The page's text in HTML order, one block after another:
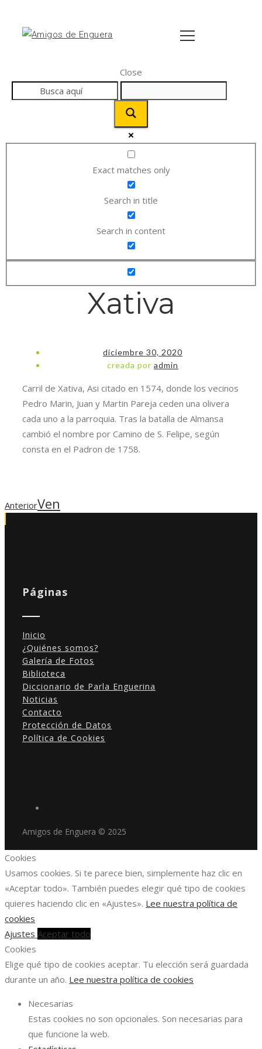
Close
Exact matches only
Search in title
Search in content
Xativa
diciembre 30, 2020
creada por admin
Carril de Xativa, Asi citado en 1574, donde los vecinos
Pedro Marin, Juan y Martin Pareja ceden una olivera
cada uno a la parroquia. Tras la batalla de Almansa
cambió el nombre por Camino de S. Felipe, según
consta en el Padron de 1758.
AnteriorVen
Páginas
Inicio
¿Quiénes somos?
Galería de Fotos
Biblioteca
Diccionario de Parla Enguerina
Noticias
Contacto
Protección de Datos
Política de Cookies
Amigos de Enguera © 2025
Cookies
Usamos cookies. Si te parece bien, simplemente haz clic en
«Aceptar todo». También puedes elegir qué tipo de cookies
quieres haciendo clic en «Ajustes». Lee nuestra política de
cookies
Ajustes Aceptar todo
Cookies
Elige qué tipo de cookies aceptar. Tu elección será guardada
durante un año. Lee nuestra política de cookies
Necesarias
Estas cookies no son opcionales. Son necesarias para
que funcione la web.